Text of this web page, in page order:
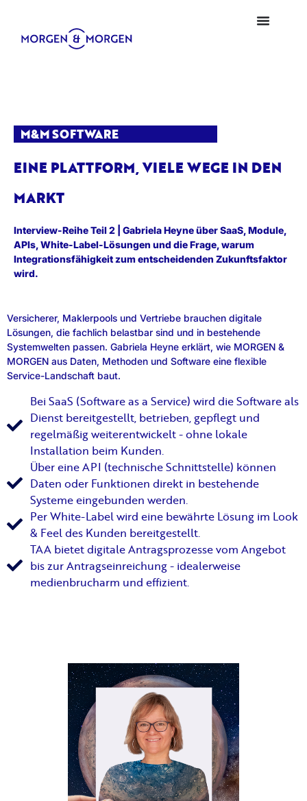
M&M SOFTWARE
EINE PLATTFORM, VIELE WEGE IN DEN
MARKT
Interview-Reihe Teil 2 | Gabriela Heyne über SaaS, Module,
APIs, White-Label-Lösungen und die Frage, warum
Integrationsfähigkeit zum entscheidenden Zukunftsfaktor
wird.
Versicherer, Maklerpools und Vertriebe brauchen digitale
Lösungen, die fachlich belastbar sind und in bestehende
Systemwelten passen. Gabriela Heyne erklärt, wie MORGEN &
MORGEN aus Daten, Methoden und Software eine flexible
Service-Landschaft baut.
Bei SaaS (Software as a Service) wird die Software als
Dienst bereitgestellt, betrieben, gepflegt und
regelmäßig weiterentwickelt - ohne lokale
Installation beim Kunden.
Über eine API (technische Schnittstelle) können
Daten oder Funktionen direkt in bestehende
Systeme eingebunden werden.
Per White-Label wird eine bewährte Lösung im Look
& Feel des Kunden bereitgestellt.
TAA bietet digitale Antragsprozesse vom Angebot
bis zur Antragseinreichung - idealerweise
medienbrucharm und effizient.